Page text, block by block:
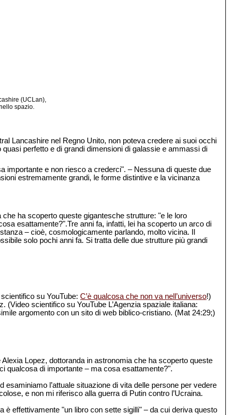
(UCLan),
spazio.
Lancashire nel Regno Unito, non poteva credere ai suoi occhi
perfetto e di grandi dimensioni di galassie e ammassi di
importante e non riesco a crederci". – Nessuna di queste due
estremamente grandi, le forme distintive e la vicinanza
ha scoperto queste gigantesche strutture: "e le loro
esattamente?".Tre anni fa, infatti, lei ha scoperto un arco di
– cioè, cosmologicamente parlando, molto vicina. Il
solo pochi anni fa. Si tratta delle due strutture più grandi
su YouTube:C’è qualcosa che non va nell’universo!)
scientifico su YouTube L’Agenzia spaziale italiana:
argomento con un sito di web biblico-cristiano. (Mat 24:29;)
Lopez, dottoranda in astronomia che ha scoperto queste
qualcosa di importante – ma cosa esattamente?".
l’attuale situazione di vita delle persone per vedere
e non mi riferisco alla guerra di Putin contro l’Ucraina.
è effettivamente "un libro con sette sigilli" – da cui deriva questo